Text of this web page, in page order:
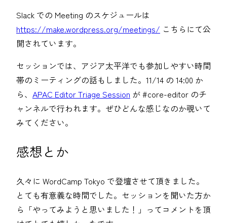
Slack での Meeting のスケジュールは
https://make.wordpress.org/meetings/ こちらにて公
開されています。
セッションでは、アジア太平洋でも参加しやすい時間
帯のミーティングの話もしました。11/14 の 14:00 か
ら、 APAC Editor Triage Session が #core-editor のチ
ャンネルで行われます。ぜひどんな感じなのか覗いて
みてください。
感想とか
久々に WordCamp Tokyo で登壇させて頂きました。
とても有意義な時間でした。セッションを聞いた方か
ら「やってみようと思いました！」ってコメントを頂